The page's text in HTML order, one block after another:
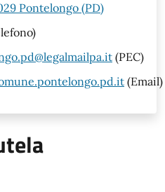
Pontelongo (PD)
(PEC)
(Email)